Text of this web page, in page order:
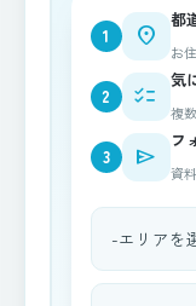
1 place
都
お
2 checklist
気
複
3 send
フ
資
都道府県